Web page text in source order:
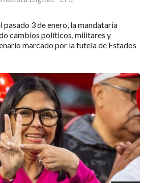
pasado 3 de enero, la mandataria
cambios políticos, militares y
marcado por la tutela de Estados